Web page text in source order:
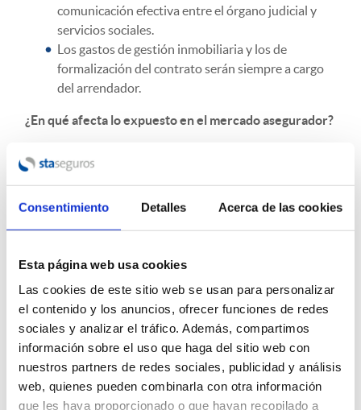
Consentimiento Detalles Acerca de las cookies
Esta página web usa cookies
Las cookies de este sitio web se usan para personalizar
el contenido y los anuncios, ofrecer funciones de redes
sociales y analizar el tráfico. Además, compartimos
información sobre el uso que haga del sitio web con
nuestros partners de redes sociales, publicidad y análisis
web, quienes pueden combinarla con otra información
que les haya proporcionado o que hayan recopilado a
comunicación efectiva entre el órgano judicial y
servicios sociales.
Los gastos de gestión inmobiliaria y los de
formalización del contrato serán siempre a cargo
del arrendador.
¿En qué afecta lo expuesto en el mercado asegurador?
alquiler, los actuarios de las compañías aseguradoras
tendrán que afinar sus cálculos.
Hasta ahora, y de forma generalizada, los seguros de
protección del alquiler cubren un riesgo de 12 meses
durante este tiempo, en algunas compañías este plazo es
prorrogable a 18 meses de impago de la renta.
En la nueva ley está previsto que el inquilino puede estar
hasta 24 meses en esa situación de impago siempre y
cuando cumpla con los requisitos de vulnerabilidad
como hemos expuesto con anterioridad.
Para valorar este riesgo, las compañías piden